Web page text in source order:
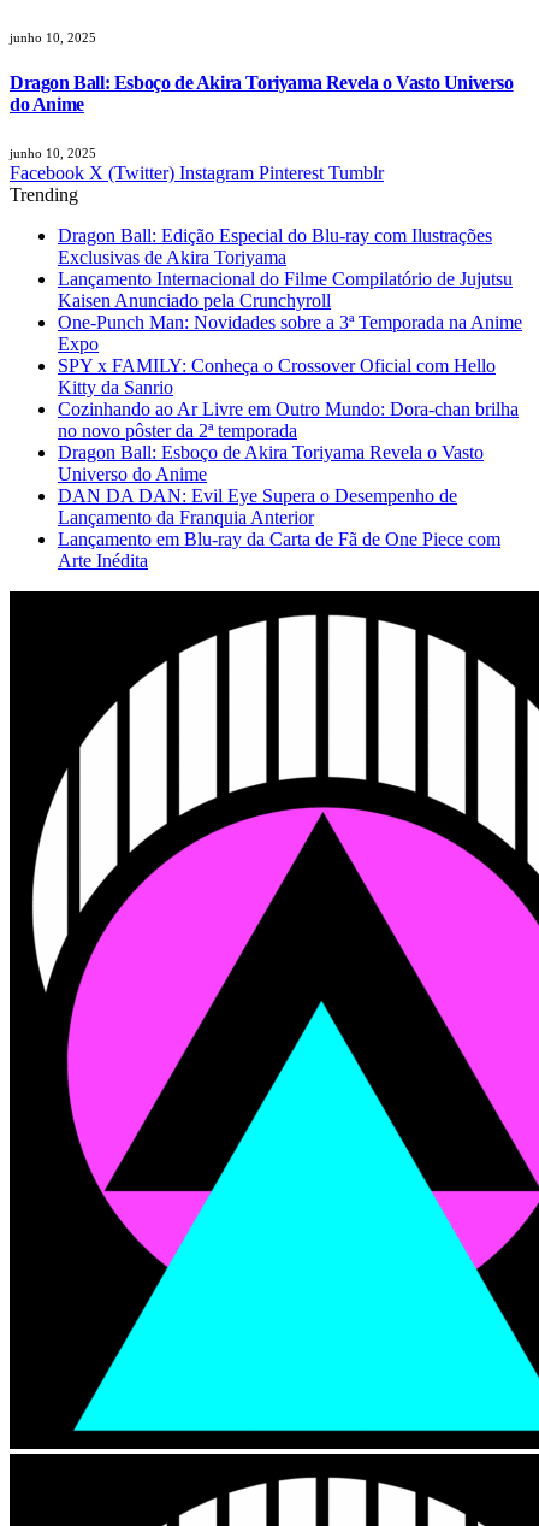
junho 10, 2025
Dragon Ball: Esboço de Akira Toriyama Revela o Vasto Universo
do Anime
junho 10, 2025
Facebook X (Twitter) Instagram Pinterest Tumblr
Trending
Dragon Ball: Edição Especial do Blu-ray com Ilustrações
Exclusivas de Akira Toriyama
Lançamento Internacional do Filme Compilatório de Jujutsu
Kaisen Anunciado pela Crunchyroll
One-Punch Man: Novidades sobre a 3ª Temporada na Anime
Expo
SPY x FAMILY: Conheça o Crossover Oficial com Hello
Kitty da Sanrio
Cozinhando ao Ar Livre em Outro Mundo: Dora-chan brilha
no novo pôster da 2ª temporada
Dragon Ball: Esboço de Akira Toriyama Revela o Vasto
Universo do Anime
DAN DA DAN: Evil Eye Supera o Desempenho de
Lançamento da Franquia Anterior
Lançamento em Blu-ray da Carta de Fã de One Piece com
Arte Inédita